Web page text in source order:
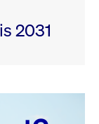
2031